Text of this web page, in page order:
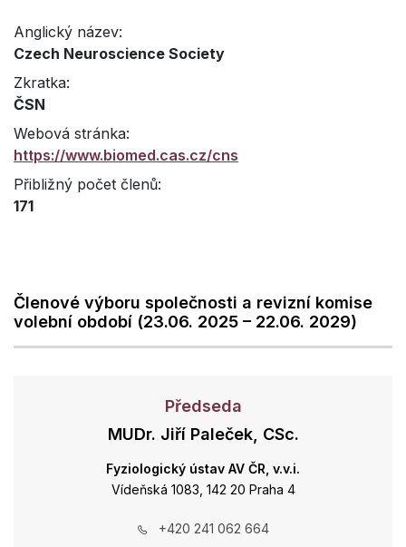
Anglický název:
Czech Neuroscience Society
Zkratka:
ČSN
Webová stránka:
https://www.biomed.cas.cz/cns
Přibližný počet členů:
171
Členové výboru společnosti a revizní komise
volební období (23.06. 2025 – 22.06. 2029)
Předseda
MUDr. Jiří Paleček, CSc.
Fyziologický ústav AV ČR, v.v.i.
Vídeňská 1083, 142 20 Praha 4
+420 241 062 664